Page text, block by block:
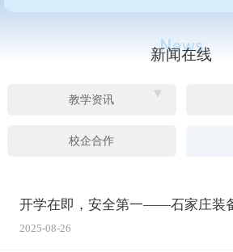
新闻在线
教学资讯
校企合作
2025-08-26